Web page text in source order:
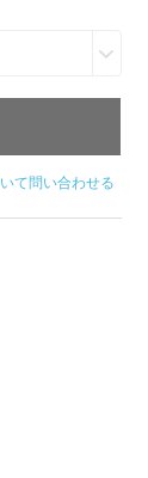
て問い合わせる